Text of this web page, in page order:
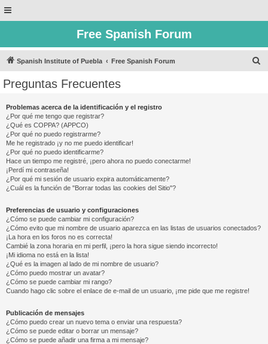
Free Spanish Forum
Spanish Institute of Puebla Free Spanish Forum
Preguntas Frecuentes
Problemas acerca de la identificación y el registro
¿Por qué me tengo que registrar?
¿Qué es COPPA? (APPCO)
¿Por qué no puedo registrarme?
Me he registrado ¡y no me puedo identificar!
¿Por qué no puedo identificarme?
Hace un tiempo me registré, ¡pero ahora no puedo conectarme!
¡Perdí mi contraseña!
¿Por qué mi sesión de usuario expira automáticamente?
¿Cuál es la función de "Borrar todas las cookies del Sitio"?
Preferencias de usuario y configuraciones
¿Cómo se puede cambiar mi configuración?
¿Cómo evito que mi nombre de usuario aparezca en las listas de usuarios conectados?
¡La hora en los foros no es correcta!
Cambié la zona horaria en mi perfil, ¡pero la hora sigue siendo incorrecto!
¡Mi idioma no está en la lista!
¿Qué es la imagen al lado de mi nombre de usuario?
¿Cómo puedo mostrar un avatar?
¿Cómo se puede cambiar mi rango?
Cuando hago clic sobre el enlace de e-mail de un usuario, ¡me pide que me registre!
Publicación de mensajes
¿Cómo puedo crear un nuevo tema o enviar una respuesta?
¿Cómo se puede editar o borrar un mensaje?
¿Cómo se puede añadir una firma a mi mensaje?